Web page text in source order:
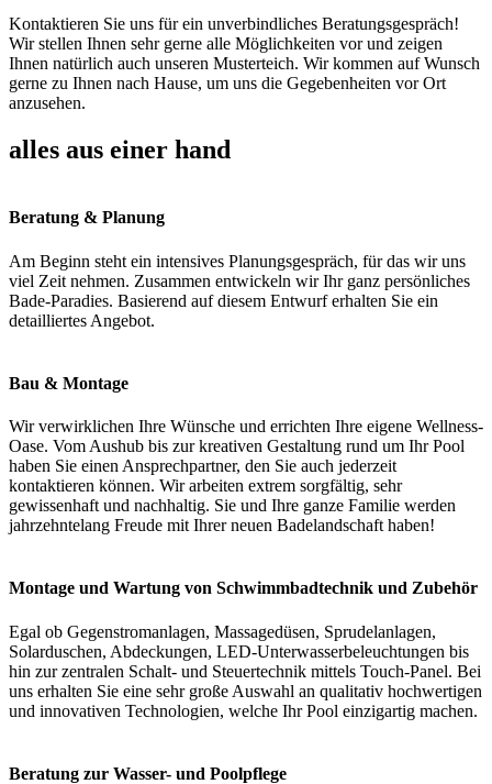
Kontaktieren Sie uns für ein unverbindliches Beratungsgespräch!
Wir stellen Ihnen sehr gerne alle Möglichkeiten vor und zeigen
Ihnen natürlich auch unseren Musterteich. Wir kommen auf Wunsch
gerne zu Ihnen nach Hause, um uns die Gegebenheiten vor Ort
anzusehen.
alles aus einer hand
Beratung & Planung
Am Beginn steht ein intensives Planungsgespräch, für das wir uns
viel Zeit nehmen. Zusammen entwickeln wir Ihr ganz persönliches
Bade-Paradies. Basierend auf diesem Entwurf erhalten Sie ein
detailliertes Angebot.
Bau & Montage
Wir verwirklichen Ihre Wünsche und errichten Ihre eigene Wellness-
Oase. Vom Aushub bis zur kreativen Gestaltung rund um Ihr Pool
haben Sie einen Ansprechpartner, den Sie auch jederzeit
kontaktieren können. Wir arbeiten extrem sorgfältig, sehr
gewissenhaft und nachhaltig. Sie und Ihre ganze Familie werden
jahrzehntelang Freude mit Ihrer neuen Badelandschaft haben!
Montage und Wartung von Schwimmbadtechnik und Zubehör
Egal ob Gegenstromanlagen, Massagedüsen, Sprudelanlagen,
Solarduschen, Abdeckungen, LED-Unterwasserbeleuchtungen bis
hin zur zentralen Schalt- und Steuertechnik mittels Touch-Panel. Bei
uns erhalten Sie eine sehr große Auswahl an qualitativ hochwertigen
und innovativen Technologien, welche Ihr Pool einzigartig machen.
Beratung zur Wasser- und Poolpflege